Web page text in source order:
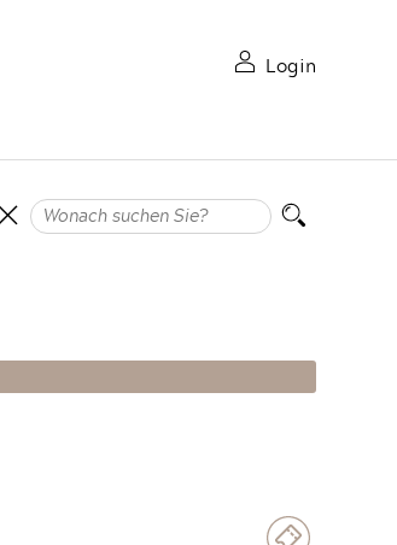
Login